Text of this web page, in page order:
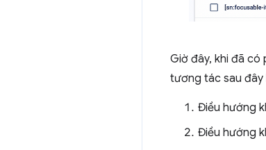
Giờ đây, khi đã
tương tác sau đây
Điều hướng
Điều hướng